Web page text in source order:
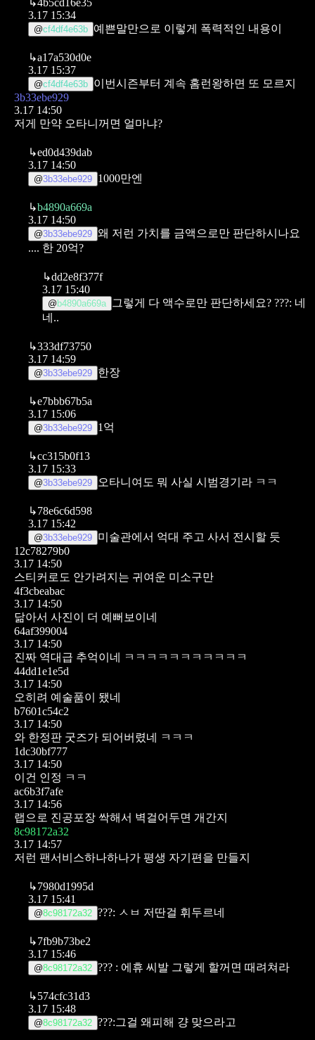
3.17 15:34
@cf4df4e63b 예쁜말만으로 이렇게 폭력적인 내용이
↳a17a530d0e
3.17 15:37
@cf4df4e63b 이번시즌부터 계속 홈런왕하면 또 모르지
3b33ebe929
3.17 14:50
저게 만약 오타니꺼면 얼마냐?
↳ed0d439dab
3.17 14:50
@3b33ebe929 1000만엔
↳b4890a669a
3.17 14:50
@3b33ebe929 왜 저런 가치를 금액으로만 판단하시나요
.... 한 20억?
↳dd2e8f377f
3.17 15:40
@ b4890a669a 그렇게 다 액수로만 판단하세요? ???: 네
네..
↳333df73750
3.17 14:59
@3b33ebe929 한장
↳e7bbb67b5a
3.17 15:06
@3b33ebe929 1억
↳cc315b0f13
3.17 15:33
@3b33ebe929 오타니여도 뭐 사실 시범경기라 ㅋㅋ
↳78e6c6d598
3.17 15:42
@3b33ebe929 미술관에서 억대 주고 사서 전시할 듯
12c78279b0
3.17 14:50
스티커로도 안가려지는 귀여운 미소구만
4f3cbeabac
3.17 14:50
닮아서 사진이 더 예뻐보이네
64af399004
3.17 14:50
진짜 역대급 추억이네 ㅋㅋㅋㅋㅋㅋㅋㅋㅋㅋㅋ
44dd1e1e5d
3.17 14:50
오히려 예술품이 됐네
b7601c54c2
3.17 14:50
와 한정판 굿즈가 되어버렸네 ㅋㅋㅋ
1dc30bf777
3.17 14:50
이건 인정 ㅋㅋ
ac6b3f7afe
3.17 14:56
랩으로 진공포장 싹해서 벽걸어두면 개간지
8c98172a32
3.17 14:57
저런 팬서비스하나하나가 평생 자기편을 만들지
↳7980d1995d
3.17 15:41
@8c98172a32 ???: ㅅㅂ 저딴걸 휘두르네
↳7fb9b73be2
3.17 15:46
@8c98172a32 ??? : 에휴 씨발 그렇게 할꺼면 때려쳐라
↳574cfc31d3
3.17 15:48
@8c98172a32 ???:그걸 왜피해 걍 맞으라고